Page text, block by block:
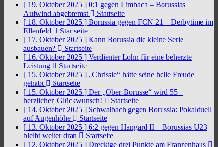
[ 19. Oktober 2025 ] 0:1 gegen Limbach – Borussias
Aufwind abgebremst
Startseite
[ 18. Oktober 2025 ] Borussia gegen FCN 21 – Derbytime im
Ellenfeld
Startseite
[ 17. Oktober 2025 ] Kann Borussia die kleine Serie
ausbauen?
Startseite
[ 16. Oktober 2025 ] Verdienter Lohn für eine beherzte
Leistung
Startseite
[ 15. Oktober 2025 ] „Chrissie“ hätte seine helle Freude
gehabt
Startseite
[ 15. Oktober 2025 ] Der „Ober-Borusse“ wird 55 –
herzlichen Glückwunsch!
Startseite
[ 14. Oktober 2025 ] Schwalbach gegen Borussia: Pokalduell
auf Augenhöhe
Startseite
[ 13. Oktober 2025 ] 6:2 gegen Hangard II – Borussias U23
bleibt weiter dran
Startseite
[ 12. Oktober 2025 ] Dreckige drei Punkte am Franzenhaus